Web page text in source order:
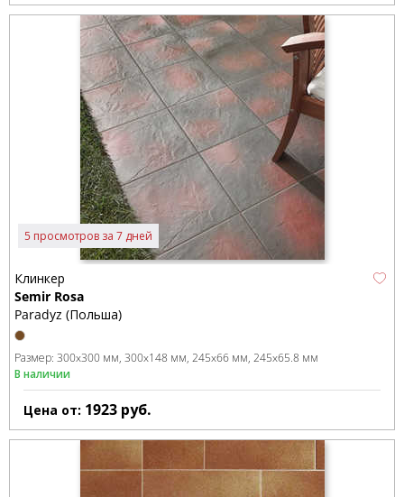
5 просмотров за 7 дней
Клинкер
Semir Rosa
Paradyz (Польша)
Размер: 300x300 мм 300x148 мм 245x66 мм 245x65.8 мм
В наличии
Цена от: 1923 руб.